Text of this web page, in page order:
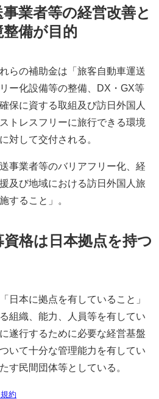
業者等の経営改善と
備が目的
らの補助金は「旅客自動車運送
ー化設備等の整備、DX・GX等
保に資する取組及び訪日外国人
トレスフリーに旅行できる環境
対して交付される。
事業者等のバリアフリー化、経
及び地域における訪日外国人旅
すること」。
格は日本拠点を持つ
日本に拠点を有していること」
組織、能力、人員等を有してい
遂行するために必要な経営基盤
いて十分な管理能力を有してい
す民間団体等としている。